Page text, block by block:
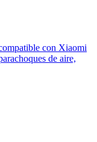
con Xiaomi
de aire,